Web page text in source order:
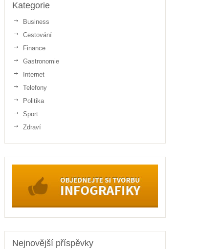
Kategorie
Business
Cestování
Finance
Gastronomie
Internet
Telefony
Politika
Sport
Zdraví
Nejnovější příspěvky